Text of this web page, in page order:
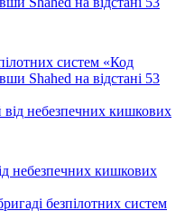
систем «Код
Shahed на відстані 53
небезпечних кишкових